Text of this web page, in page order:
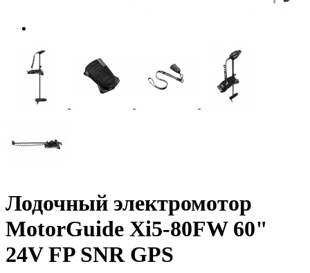
Лодочный электромотор
MotorGuide Xi5-80FW 60"
24V FP SNR GPS